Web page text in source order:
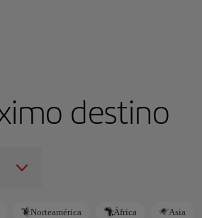
destino
Norteamérica África Asia